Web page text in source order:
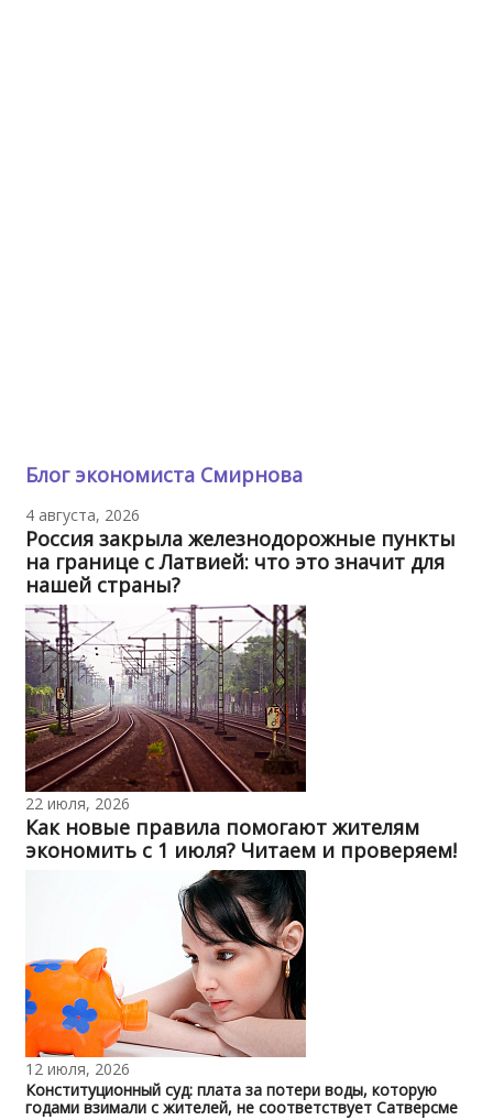
Блог экономиста Смирнова
4 августа, 2026
Россия закрыла железнодорожные пункты
на границе с Латвией: что это значит для
нашей страны?
22 июля, 2026
Как новые правила помогают жителям
экономить с 1 июля? Читаем и проверяем!
12 июля, 2026
Конституционный суд: плата за потери воды, которую
годами взимали с жителей, не соответствует Сатверсме